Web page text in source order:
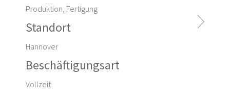
Produktion, Fertigung
Standort
Hannover
Beschäftigungsart
Vollzeit